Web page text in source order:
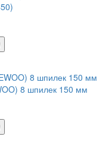
8 шпилек 150 мм